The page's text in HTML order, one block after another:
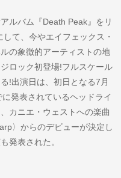
ルバム『Death Peak』をリ
て、今やエイフェックス・
の象徴的アーティストの地
ロック初登場!フルスケール
!出演日は、初日となる7月
発表されているヘッドライ
カニエ・ウェストへの楽曲
〉からのデビューが決定し
発表された。